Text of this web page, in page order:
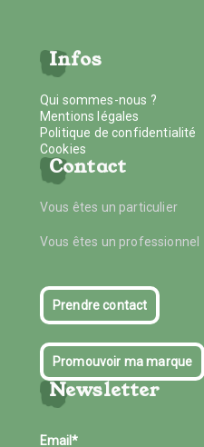
Infos
Qui sommes-nous ?
Mentions légales
Politique de confidentialité
Cookies
Contact
Vous êtes un particulier
Vous êtes un professionnel
Prendre contact
Promouvoir ma marque
Newsletter